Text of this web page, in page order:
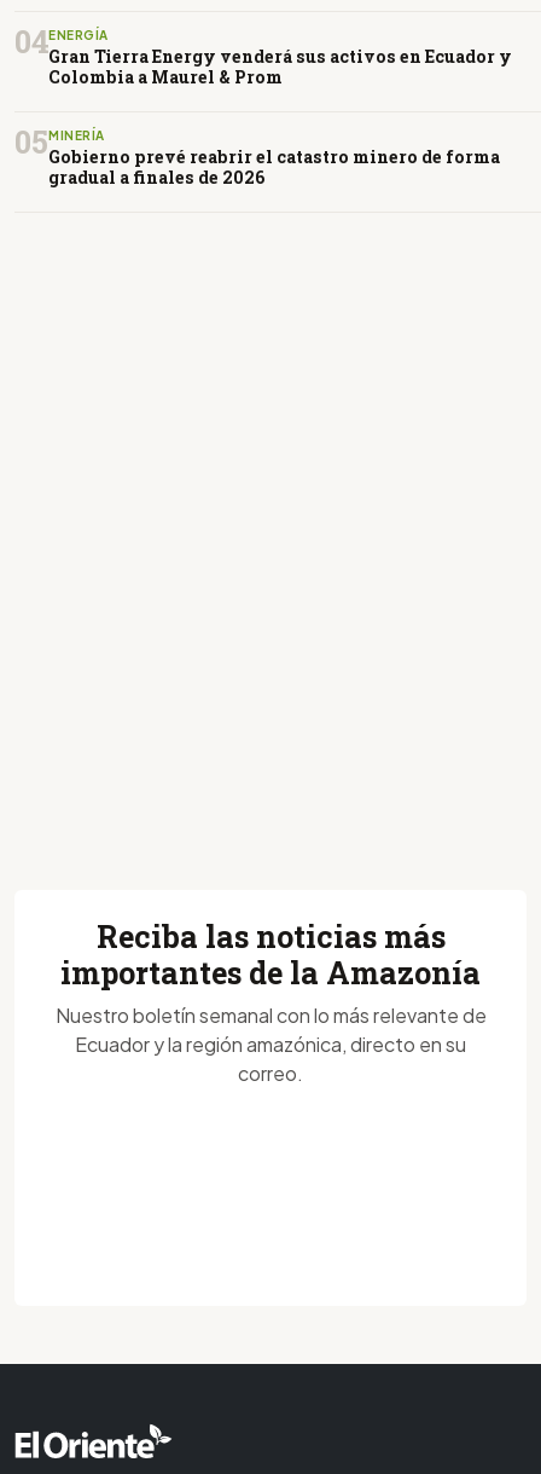
04ENERGÍA
Gran Tierra Energy venderá sus activos en Ecuador y
Colombia a Maurel & Prom
05MINERÍA
Gobierno prevé reabrir el catastro minero de forma
gradual a finales de 2026
Reciba las noticias más
importantes de la Amazonía
Nuestro boletín semanal con lo más relevante de
Ecuador y la región amazónica, directo en su
correo.